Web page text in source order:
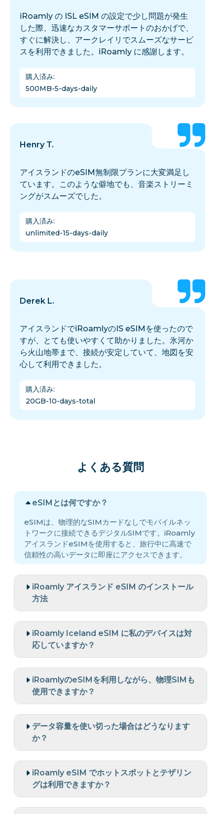
iRoamly の ISL eSIM の設定で少し問題が発生
した際、迅速なカスタマーサポートのおかげで、
すぐに解決し、アークレイリでスムーズなサービ
スを利用できました。iRoamly に感謝します。
購入済み:
500MB-5-days-daily
Henry T.
アイスランドのeSIM無制限プランに大変満足し
ています。このような僻地でも、音楽ストリーミ
ングがスムーズでした。
購入済み:
unlimited-15-days-daily
Derek L.
アイスランドでiRoamlyのIS eSIMを使ったので
すが、とても使いやすくて助かりました。氷河か
ら火山地帯まで、接続が安定していて、地図を安
心して利用できました。
購入済み:
20GB-10-days-total
よくある質問
eSIMとは何ですか？
eSIMは、物理的なSIMカードなしでモバイルネッ
トワークに接続できるデジタルSIMです。iRoamly
アイスランドeSIMを使用すると、旅行中に高速で
信頼性の高いデータに即座にアクセスできます。
iRoamly アイスランド eSIM のインストール
方法
iRoamly Iceland eSIM に私のデバイスは対
応していますか？
iRoamlyのeSIMを利用しながら、物理SIMも
使用できますか？
データ容量を使い切った場合はどうなります
か？
iRoamly eSIM でホットスポットとテザリン
グは利用できますか？